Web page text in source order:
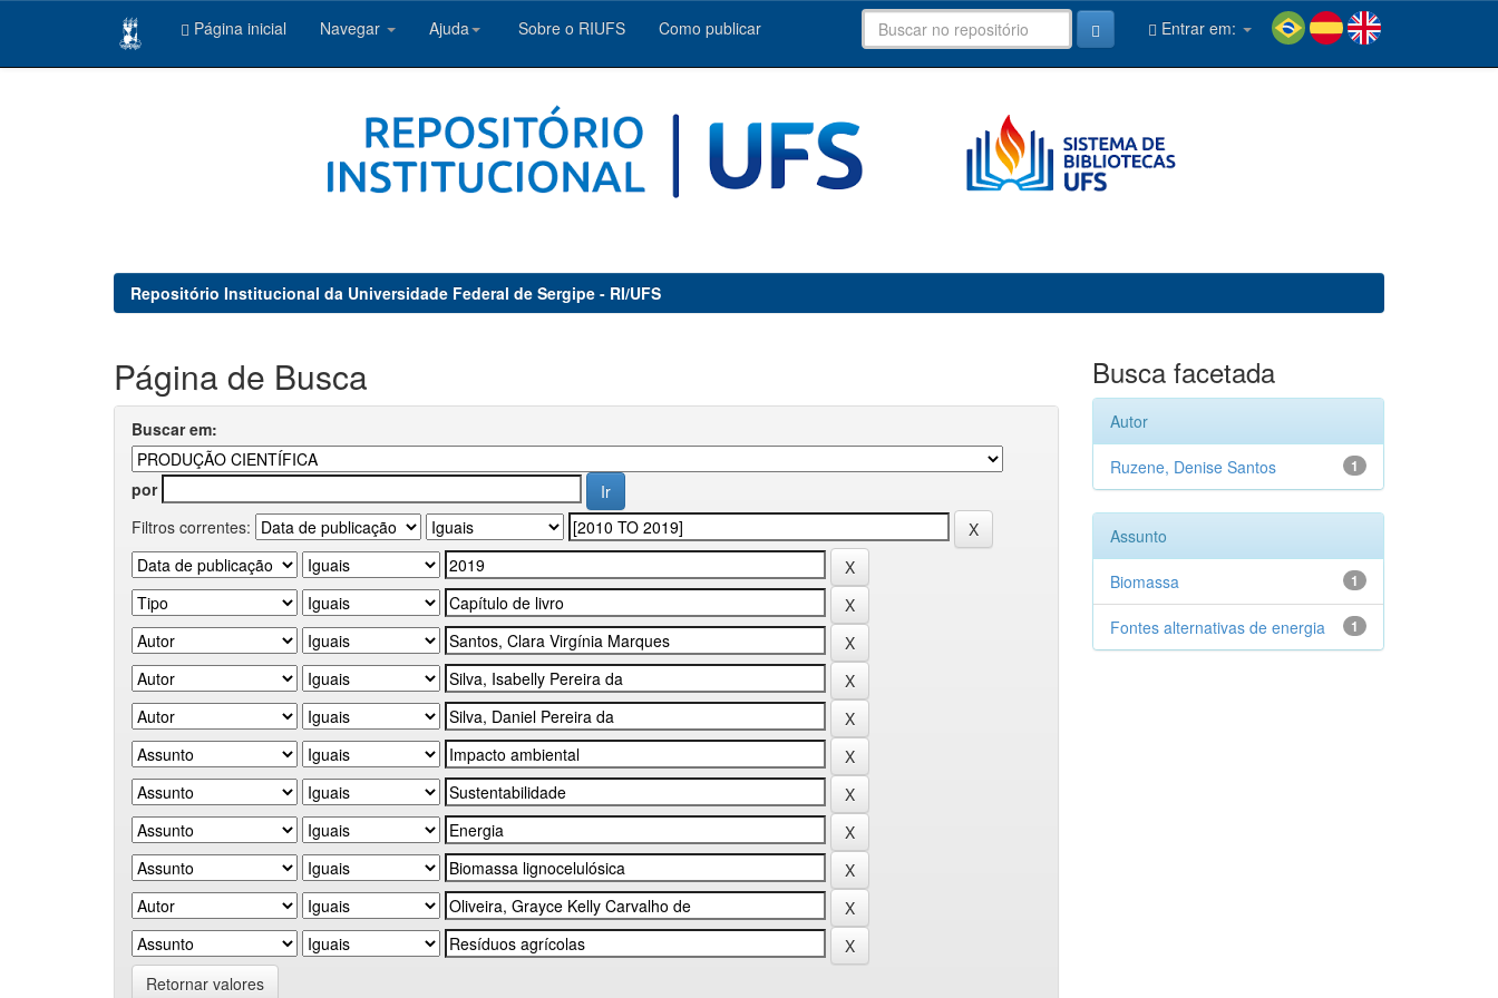
Página inicial Navegar Ajuda Sobre o RIUFS Como publicar Entrar em:
Repositório Institucional da Universidade Federal de Sergipe - RI/UFS
Página de Busca
Buscar em:
por
Filtros correntes:
Retornar valores
Busca facetada
Autor
1
Ruzene, Denise Santos
Assunto
1
Biomassa
1
Fontes alternativas de energia